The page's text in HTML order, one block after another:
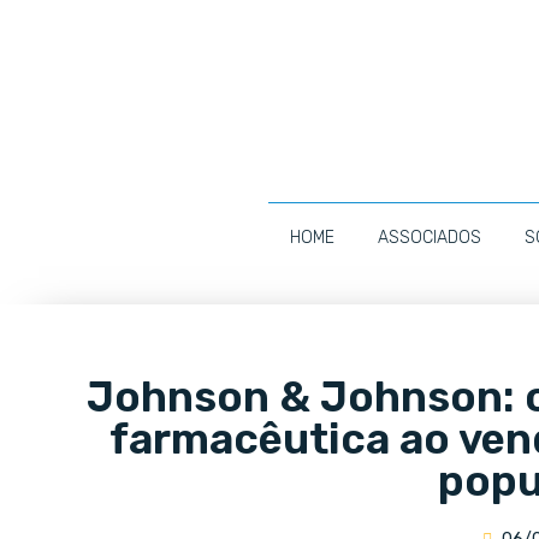
HOME ASSOCIADOS
Johnson & Johnson:
farmacêutica ao